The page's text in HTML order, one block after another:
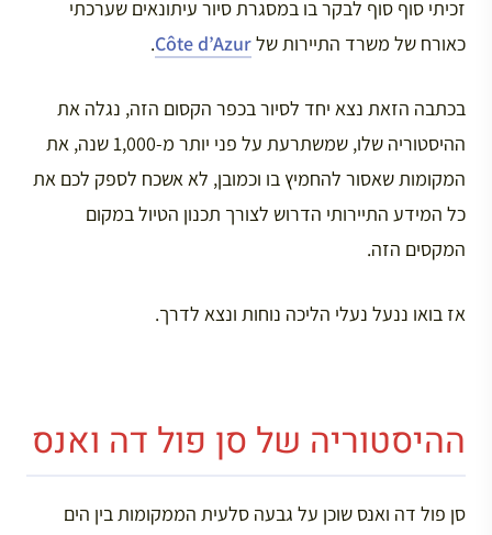
זכיתי סוף סוף לבקר בו במסגרת סיור עיתונאים שערכתי
כאורח של משרד התיירות שלCôte d’Azur
.
בכתבה הזאת נצא יחד לסיור בכפר הקסום הזה, נגלה את
ההיסטוריה שלו, שמשתרעת על פני יותר מ-1,000 שנה, את
המקומות שאסור להחמיץ בו וכמובן, לא אשכח לספק לכם את
כל המידע התיירותי הדרוש לצורך תכנון הטיול במקום
המקסים הזה.
אז בואו ננעל נעלי הליכה נוחות ונצא לדרך.
ההיסטוריה של סן פול דה ואנס
סן פול דה ואנס שוכן על גבעה סלעית הממקומות בין הים